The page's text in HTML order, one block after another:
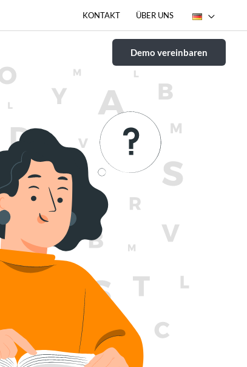
KONTAKT ÜBER UNS
Demo vereinbaren